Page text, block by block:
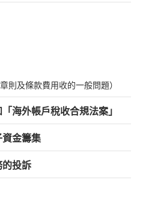
則及條款費用收的一般問題）
海外帳戶稅收合規法案」
資金籌集
的投訴